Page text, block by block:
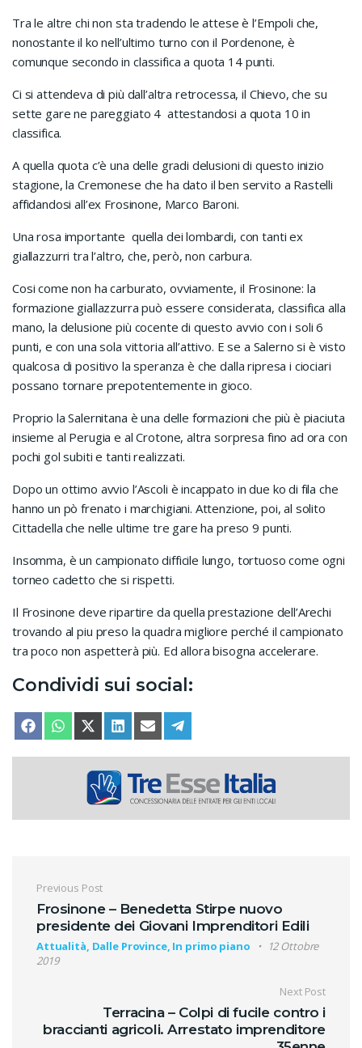
Tra le altre chi non sta tradendo le attese è l’Empoli che,
nonostante il ko nell’ultimo turno con il Pordenone, è
comunque secondo in classifica a quota 14 punti.
Ci si attendeva di più dall’altra retrocessa, il Chievo, che su
sette gare ne pareggiato 4 attestandosi a quota 10 in
classifica.
A quella quota c’è una delle gradi delusioni di questo inizio
stagione, la Cremonese che ha dato il ben servito a Rastelli
affidandosi all’ex Frosinone, Marco Baroni.
Una rosa importante quella dei lombardi, con tanti ex
giallazzurri tra l’altro, che, però, non carbura.
Cosi come non ha carburato, ovviamente, il Frosinone: la
formazione giallazzurra può essere considerata, classifica alla
mano, la delusione più cocente di questo avvio con i soli 6
punti, e con una sola vittoria all’attivo. E se a Salerno si è visto
qualcosa di positivo la speranza è che dalla ripresa i ciociari
possano tornare prepotentemente in gioco.
Proprio la Salernitana è una delle formazioni che più è piaciuta
insieme al Perugia e al Crotone, altra sorpresa fino ad ora con
pochi gol subiti e tanti realizzati.
Dopo un ottimo avvio l’Ascoli è incappato in due ko di fila che
hanno un pò frenato i marchigiani. Attenzione, poi, al solito
Cittadella che nelle ultime tre gare ha preso 9 punti.
Insomma, è un campionato difficile lungo, tortuoso come ogni
torneo cadetto che si rispetti.
Il Frosinone deve ripartire da quella prestazione dell’Arechi
trovando al piu preso la quadra migliore perché il campionato
tra poco non aspetterà più. Ed allora bisogna accelerare.
Condividi sui social:
SHARE ON
FACEBOOKSHARE ON
WHATSAPPSHARE ON
X (TWITTER)
SHARE ON
LINKEDINSHARE ON
EMAIL
Navigazione articoli
Previous Post
Frosinone – Benedetta Stirpe nuovo
presidente dei Giovani Imprenditori Edili
Attualità, Dalle Province, In primo piano
12 Ottobre
2019
Next Post
Terracina – Colpi di fucile contro i
braccianti agricoli. Arrestato imprenditore